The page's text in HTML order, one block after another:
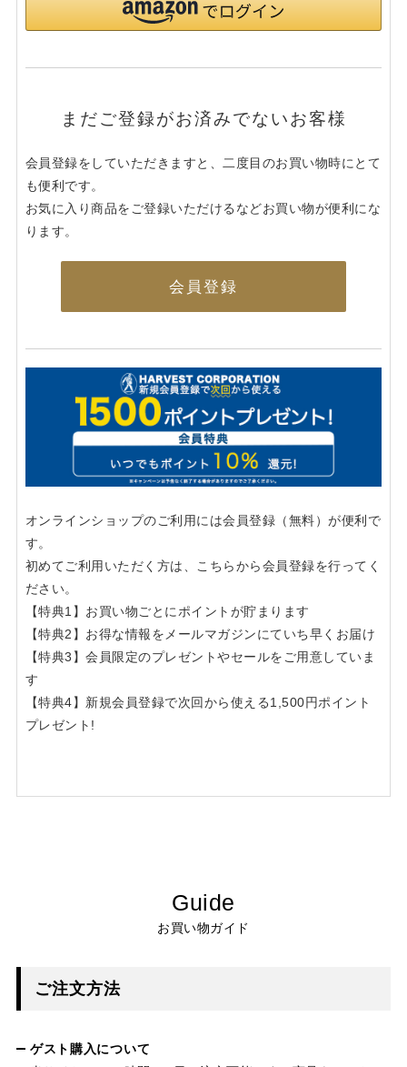
まだご登録がお済みでないお客様
会員登録をしていただきますと、二度目のお買い物時にとて
も便利です。
お気に入り商品をご登録いただけるなどお買い物が便利にな
ります。
会員登録
オンラインショップのご利用には会員登録（無料）が便利で
す。
初めてご利用いただく方は、こちらから会員登録を行ってく
ださい。
【特典1】お買い物ごとにポイントが貯まります
【特典2】お得な情報をメールマガジンにていち早くお届け
【特典3】会員限定のプレゼントやセールをご用意していま
す
【特典4】新規会員登録で次回から使える1,500円ポイント
プレゼント!
Guide
お買い物ガイド
ご注文方法
ゲスト購入について